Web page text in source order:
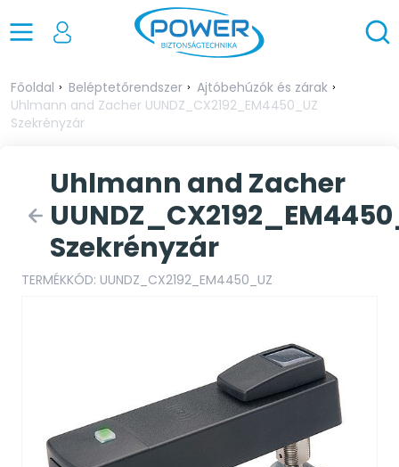
Főoldal Beléptetőrendszer
Ajtóbehúzók és zárak
Uhlmann and Zacher UUNDZ_CX2192_EM4450_UZ
Szekrényzár
Uhlmann and Zacher
Szekrényzár
TERMÉKKÓD: UUNDZ_CX2192_EM4450_UZ